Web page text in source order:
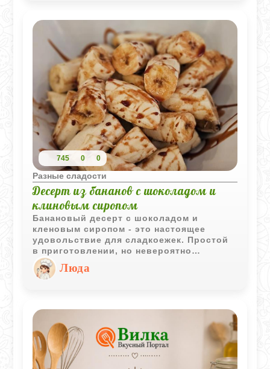
Получается отличный вариант к чаю,
когда хочется чего-то вкусного и
необычного без долгой готовки.
745 0 0
Разные сладости
Десерт из бананов с шоколадом и
клиновым сиропом
Банановый десерт с шоколадом и
кленовым сиропом - это настоящее
удовольствие для сладкоежек. Простой
в приготовлении, но невероятно
вкусный, он станет отличным
завершением любого приема пищи.
вкусов.
Люда